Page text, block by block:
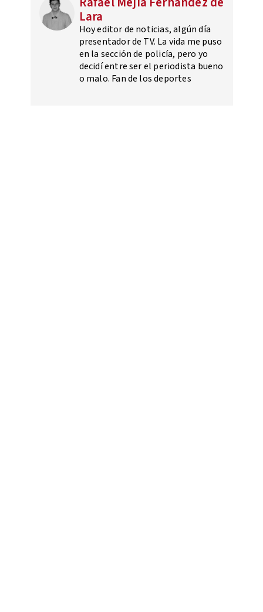
Lara
Hoy editor de noticias, algún día
presentador de TV. La vida me puso
en la sección de policía, pero yo
decidí entre ser el periodista bueno
o malo. Fan de los deportes